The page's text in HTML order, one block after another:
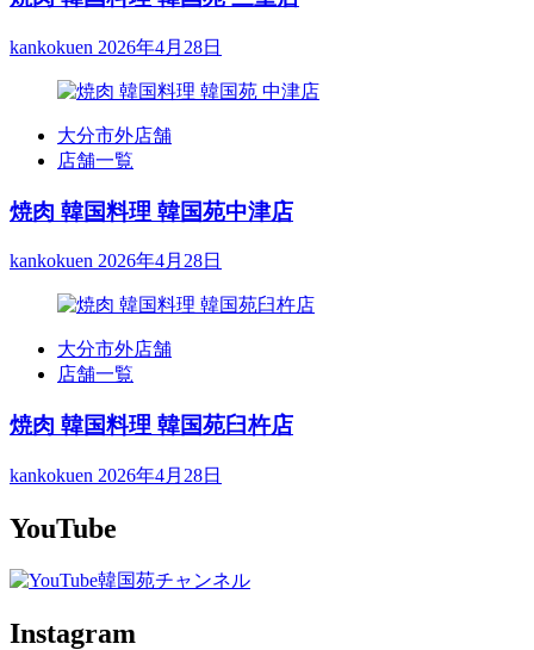
kankokuen 2026年4月28日
大分市外店舗
店舗一覧
焼肉 韓国料理 韓国苑中津店
kankokuen 2026年4月28日
大分市外店舗
店舗一覧
焼肉 韓国料理 韓国苑臼杵店
kankokuen 2026年4月28日
YouTube
Instagram